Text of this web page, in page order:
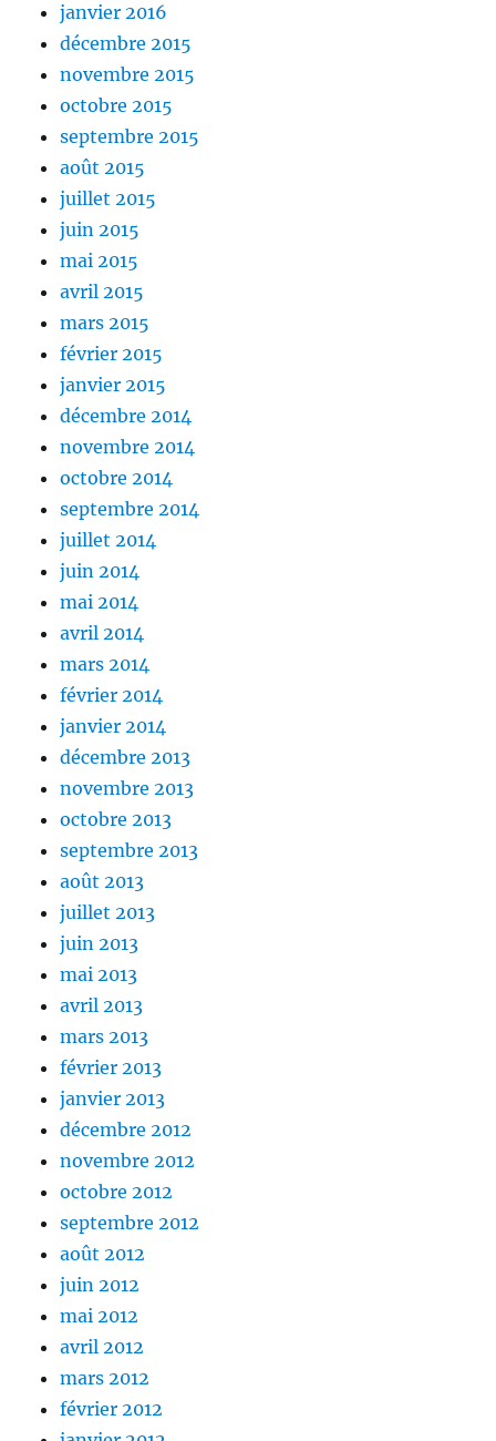
janvier 2016
décembre 2015
novembre 2015
octobre 2015
septembre 2015
août 2015
juillet 2015
juin 2015
mai 2015
avril 2015
mars 2015
février 2015
janvier 2015
décembre 2014
novembre 2014
octobre 2014
septembre 2014
juillet 2014
juin 2014
mai 2014
avril 2014
mars 2014
février 2014
janvier 2014
décembre 2013
novembre 2013
octobre 2013
septembre 2013
août 2013
juillet 2013
juin 2013
mai 2013
avril 2013
mars 2013
février 2013
janvier 2013
décembre 2012
novembre 2012
octobre 2012
septembre 2012
août 2012
juin 2012
mai 2012
avril 2012
mars 2012
février 2012